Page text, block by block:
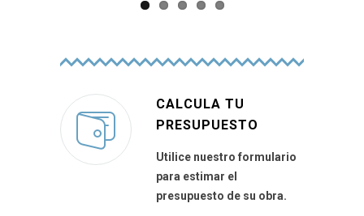
CALCULA TU
PRESUPUESTO
Utilice nuestro formulario
para estimar el
presupuesto de su obra.